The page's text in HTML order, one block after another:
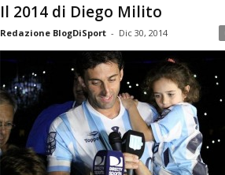
Il 2014 di Diego Milito
Redazione BlogDiSport - Dic 30, 2014